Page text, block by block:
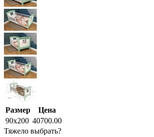
Размер
Цена
90x200 40700.00
Тяжело выбрать?